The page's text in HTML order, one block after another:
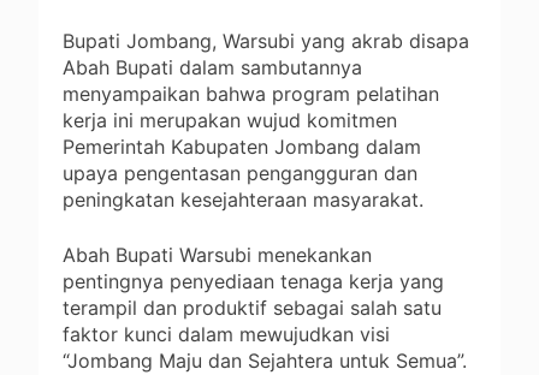
Bupati Jombang, Warsubi yang akrab disapa
Abah Bupati dalam sambutannya
menyampaikan bahwa program pelatihan
kerja ini merupakan wujud komitmen
Pemerintah Kabupaten Jombang dalam
upaya pengentasan pengangguran dan
peningkatan kesejahteraan masyarakat.
Abah Bupati Warsubi menekankan
pentingnya penyediaan tenaga kerja yang
terampil dan produktif sebagai salah satu
faktor kunci dalam mewujudkan visi
“Jombang Maju dan Sejahtera untuk Semua”.